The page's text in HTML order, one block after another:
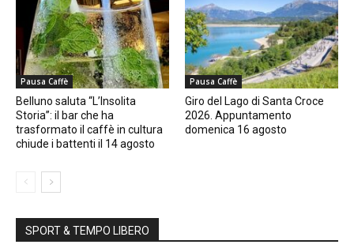
Pausa Caffè
Belluno saluta “L’Insolita
Storia”: il bar che ha
trasformato il caffè in cultura
chiude i battenti il 14 agosto
Pausa Caffè
Giro del Lago di Santa Croce
2026. Appuntamento
domenica 16 agosto
SPORT & TEMPO LIBERO